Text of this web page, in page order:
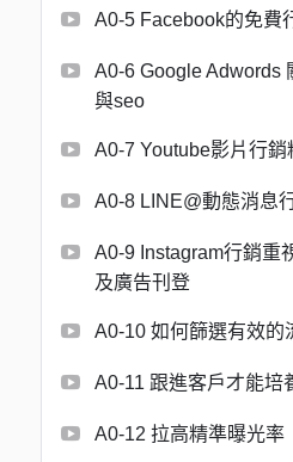
A0-5 Facebook的免費
A0-6 Google Adwords
與seo
A0-7 Youtube影片行銷
A0-8 LINE@動態消息
A0-9 Instagram行銷重
及廣告刊登
A0-10 如何篩選有效的
A0-11 跟進客戶才能培
A0-12 拉高精準曝光率